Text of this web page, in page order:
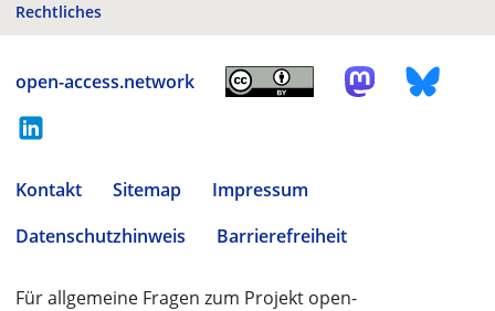
Rechtliches
open-access.network
Kontakt Sitemap
Impressum
Datenschutzhinweis
Barrierefreiheit
Für allgemeine Fragen zum Projekt open-